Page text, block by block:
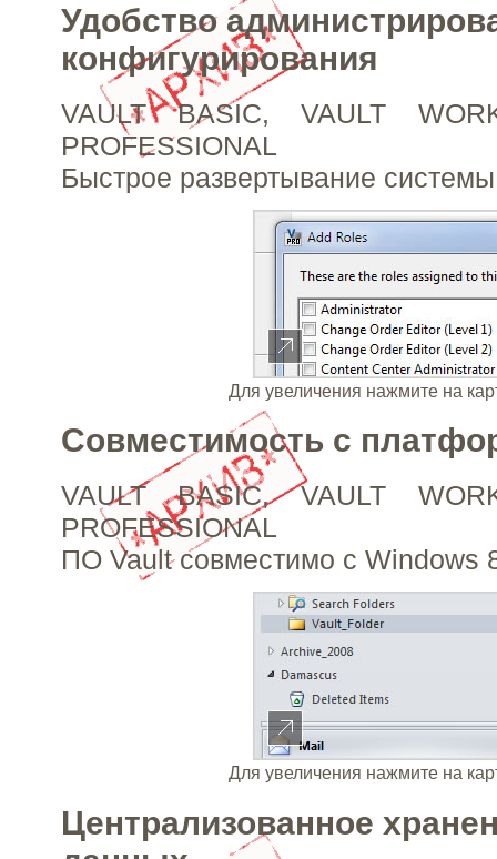
Удобство
конфигурирования
VAULT BASIC, VAULT
PROFESSIONAL
Быстрое развертывание
Для увеличения нажмите на
Совместимость с
VAULT BASIC, VAULT
PROFESSIONAL
ПО Vault совместимо с Windows
Для увеличения нажмите на
Централизованное